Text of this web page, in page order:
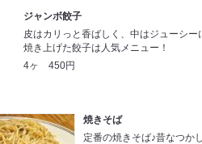
ジャンボ餃子
皮はカリっと香ばしく、中はジューシー
焼き上げた餃子は人気メニュー！
4ヶ 450円
焼きそば
定番の焼きそば♪昔なつか